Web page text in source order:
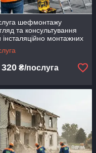
шефмонтажу
та консультування
інсталяційно монтажних
силами Замовника)
01
₴/послуга